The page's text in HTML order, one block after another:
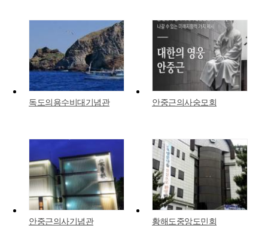
독도의용수비대기념관 안중근의사숭모회
안중근의사기념관 황해도중앙도민회